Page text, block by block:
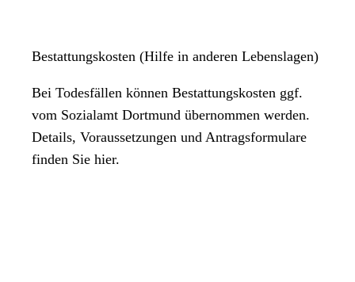
Bestattungskosten (Hilfe in anderen Lebenslagen)
Bei Todesfällen können Bestattungskosten ggf.
vom Sozialamt Dortmund übernommen werden.
Details, Voraussetzungen und Antragsformulare
finden Sie hier.